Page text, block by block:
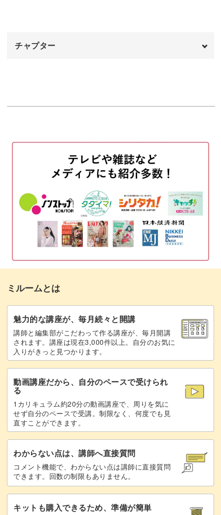
ゆるいたべものを描くには、ケーキの間のクリーム部分の
詳しく解説しているので、食べ物の質感や表情を表現する
ためのテクニックが身につこと間違いなし！
文字の入れ方も学べるので、メッセージカードやメモなど
にもすぐに活用できますよ♪
たくさん描いてみよう
可愛いゆるデジイラストを描くには、たくさん描き込むの
難易度が少し高いと感じるかもしれませんが、ひとつひと
つ順番に描いていくことで可愛いイラストが出来上がって
いきます。
今までのイラストよりもさらに細かく書き込むことで、作
品の魅力がぐんとアップしますよ♪
この講座で、たべもののイラストを描く楽しさを存分に味
わってくださいね！ゆるデジイラストの新しい世界が広が
ること間違いなしです♪
チャプター
ロールパンを描く
おわりに
ミルームとは
魅力的な講座が、毎月続々と開講
講師と編集部がこだわって作る講座が、毎月開講
されます。講座は現在3,000件以上。自分のお気に
入りがきっと見つかります。
動画講座だから、自分のペースで受けられ
る
1カリキュラム約20分の動画講座で、周りを気に
せず自分のペースで受講。制限なく、何度でも見
直すことができます。
わからない点は、講師へ直接質問
コメント機能で、わからない点は講師に直接質問
できます。回数の制限もありません。
キットも購入できるため、準備が簡単